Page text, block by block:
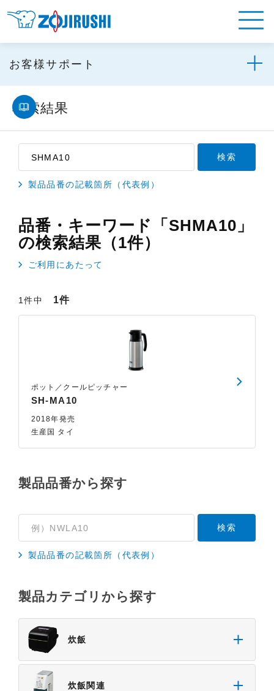
お客様サポート
検索結果
製品品番の記載箇所（代表例）
品番・キーワード「SHMA10」
の検索結果（1件）
ご利用にあたって
1件中 1件
ポット／クールピッチャー
SH-MA10
2018年発売
生産国 タイ
製品品番から探す
製品品番の記載箇所（代表例）
製品カテゴリから探す
炊飯
炊飯関連